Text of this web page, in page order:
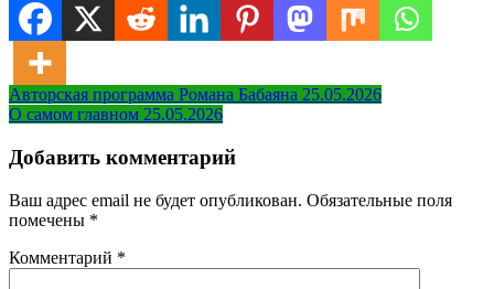
Навигация
по
записям
Авторская программа Романа Бабаяна 25.05.2026
О самом главном 25.05.2026
Добавить комментарий
Ваш адрес email не будет опубликован. Обязательные поля
помечены *
Комментарий *